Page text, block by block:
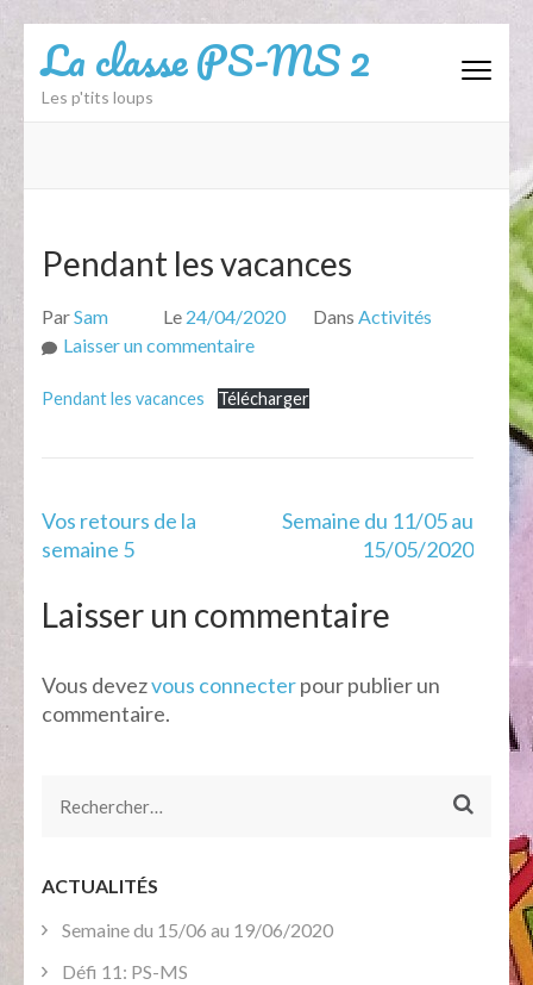
au
contenu
La classe PS-MS 2
Les p'tits loups
Pendant les vacances
ParSam Le 24/04/2020 Dans Activités
Laisser un commentairesur
les
Pendant les vacances Télécharger
Navigation
de
Vos retours de la
semaine 5
Semaine du 11/05 au
15/05/2020
Laisser un commentaire
Vous devezvous connecterpour publier un
commentaire.
Rechercher :
ACTUALITÉS
Semaine du 15/06 au 19/06/2020
Défi 11: PS-MS